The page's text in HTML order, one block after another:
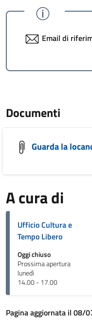
Email di
Documenti
Guarda la
A cura di
Ufficio Cultura e
Tempo Libero
Oggi chiuso
Prossima apertura
lunedì
14.00 - 17.00
Pagina aggiornata il 08/